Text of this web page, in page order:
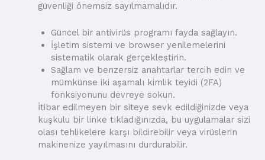
güvenliği önemsiz sayılmamalıdır.
Güncel bir antivirüs programı fayda sağlayın.
İşletim sistemi ve browser yenilemelerini
sistematik olarak gerçekleştirin.
Sağlam ve benzersiz anahtarlar tercih edin ve
mümkünse iki aşamalı kimlik teyidi (2FA)
fonksiyonunu devreye sokun.
İtibar edilmeyen bir siteye sevk edildiğinizde veya
kuşkulu bir linke tıkladığınızda, bu uygulamalar sizi
olası tehlikelere karşı bildirebilir veya virüslerin
makinenize yayılmasını durdurabilir.